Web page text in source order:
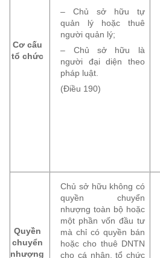
Cơ cấu
tổ chức
– Chủ sở hữu tự
quản lý hoặc thuê
người quản lý;
– Chủ sở hữu là
người đại diện theo
pháp luật.
(Điều 190)
Quyền
chuyển
nhượng
Chủ sở hữu không có
quyền chuyển
nhượng toàn bộ hoặc
một phần vốn đầu tư
mà chỉ có quyền bán
hoặc cho thuê DNTN
cho cá nhân, tổ chức